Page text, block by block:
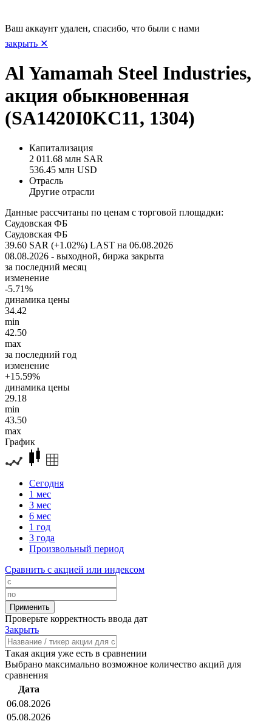
Ваш аккаунт удален, спасибо, что были с нами
закрыть ✕
Al Yamamah Steel Industries,
акция обыкновенная
(SA1420I0KC11, 1304)
Капитализация
2 011.68 млн SAR
536.45 млн USD
Отрасль
Другие отрасли
Данные рассчитаны по ценам с торговой площадки:
Саудовская ФБ
Саудовская ФБ
39.60 SAR (+1.02%) LAST на 06.08.2026
08.08.2026 - выходной, биржа закрыта
за последний месяц
изменение
-5.71%
динамика цены
34.42
min
42.50
max
за последний год
изменение
+15.59%
динамика цены
29.18
min
43.50
max
График
Сегодня
1 мес
3 мес
6 мес
1 год
3 года
Произвольный период
Сравнить с акцией или индексом
Проверьте корректность ввода дат
Закрыть
Такая акция уже есть в сравнении
Выбрано максимально возможное количество акций для
сравнения
Дата
06.08.2026
05.08.2026